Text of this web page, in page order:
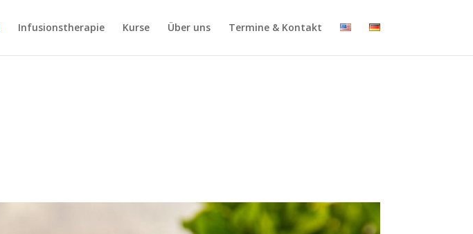
Infusionstherapie Kurse Über uns Termine & Kontakt